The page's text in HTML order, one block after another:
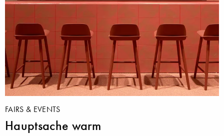
FAIRS & EVENTS
Hauptsache warm